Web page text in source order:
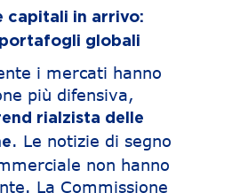
capitali in arrivo:
globali
i mercati hanno
più difensiva,
rialzista delle
. Le notizie di segno
non hanno
La Commissione